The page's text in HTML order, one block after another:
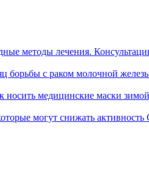
методы лечения.
с раком молочной
носить медицинские маски зимой
могут снижать